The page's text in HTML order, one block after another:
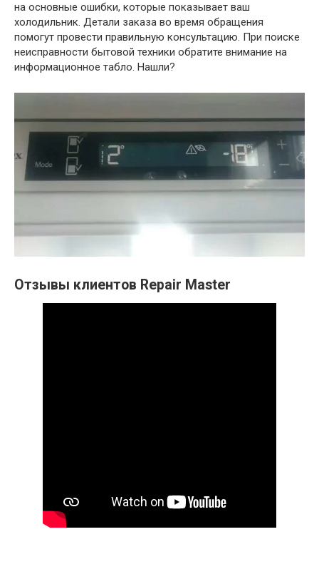
на основные ошибки, которые показывает ваш
холодильник. Детали заказа во время обращения
помогут провести правильную консультацию. При поиске
неисправности бытовой техники обратите внимание на
информационное табло. Нашли?
Отзывы клиентов Repair Master